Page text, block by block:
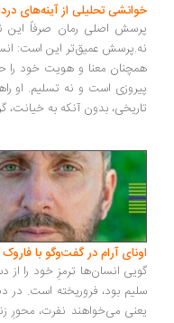
تحلیلی از آینه‌های دردار |
اصلی رمان صرفاً این نیست
عمیق‌تر این است: انسان
معنا و هویت خود را حفظ
است و نه تسلیم. او راهی
بدون آنکه به خیانت، گریز از
آرام در گفت‌وگو با فاروک شهیچ‭
انسان‌ها ترمزِ خود را از دست
بود، فروریخته است. در دنیای
می‌خواهند نفرت، محورِ